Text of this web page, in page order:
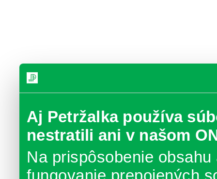
Aj Petržalka používa
nestratili ani v našom
Na prispôsobenie